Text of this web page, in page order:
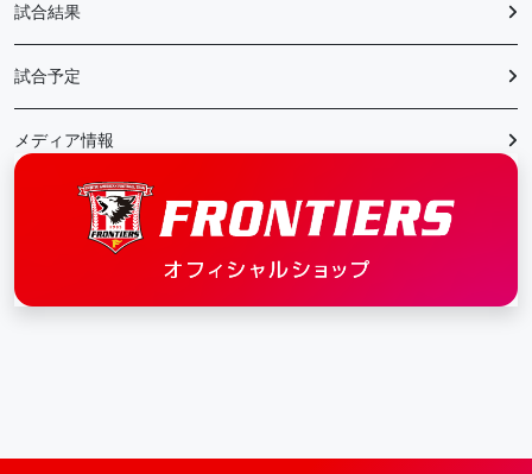
試合結果
試合予定
メディア情報